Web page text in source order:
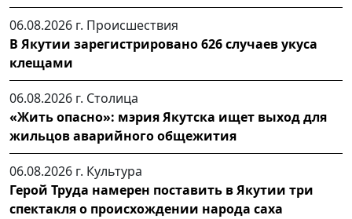
06.08.2026 г. Происшествия
В Якутии зарегистрировано 626 случаев укуса
клещами
06.08.2026 г. Столица
«Жить опасно»: мэрия Якутска ищет выход для
жильцов аварийного общежития
06.08.2026 г. Культура
Герой Труда намерен поставить в Якутии три
спектакля о происхождении народа саха